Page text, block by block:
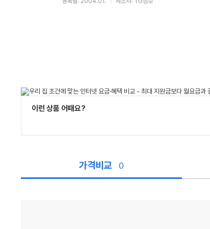
이런 상품 어때요?
가격비교 0